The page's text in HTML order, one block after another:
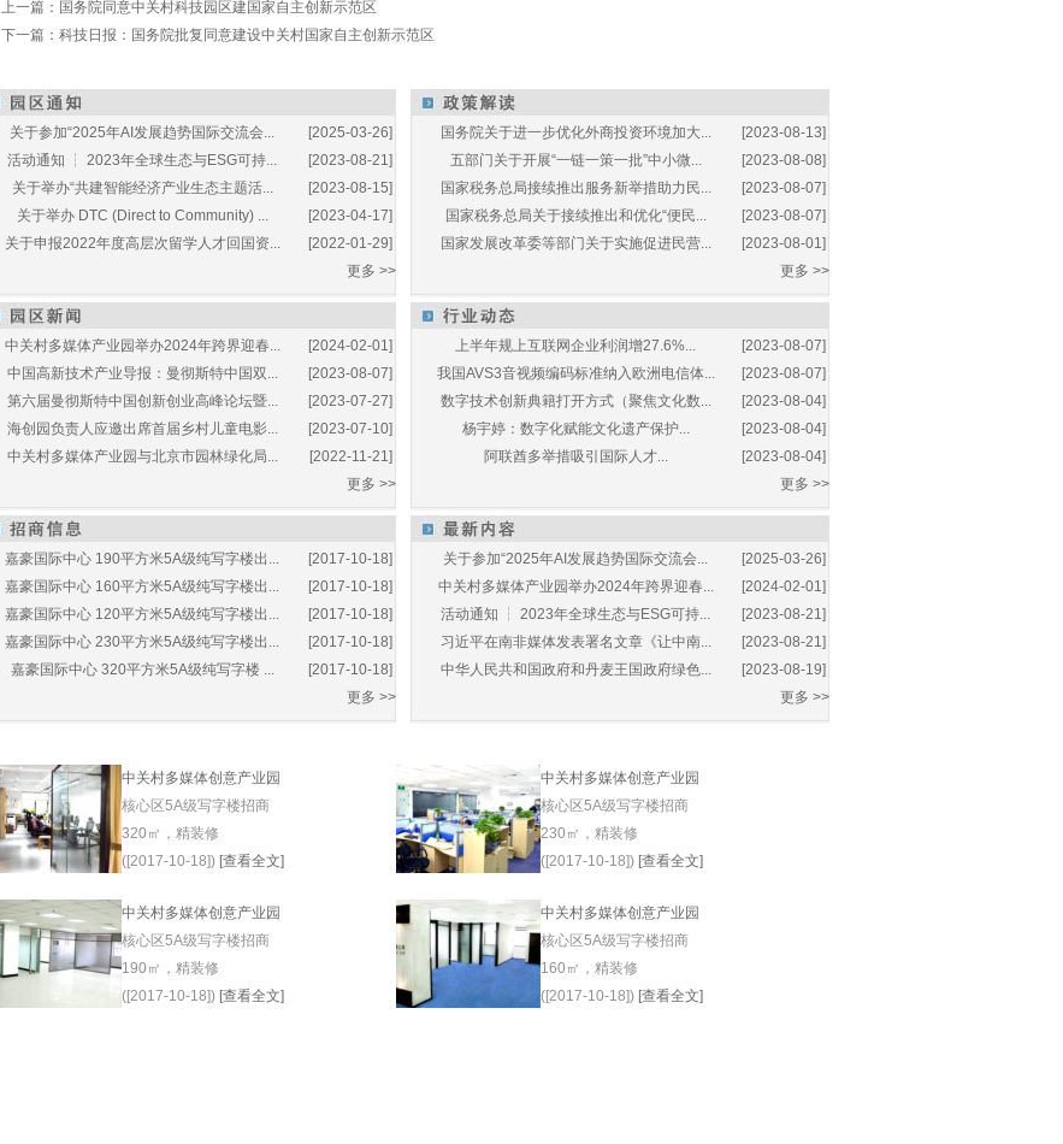
上一篇： 国务院同意中关村科技园区建国家自主创新示范区
下一篇： 科技日报：国务院批复同意建设中关村国家自主创新示范区
[2025-03-26]
关于参加“2025年AI发展趋势国际交流会...
[2023-08-21]
活动通知 ┆ 2023年全球生态与ESG可持...
[2023-08-15]
关于举办“共建智能经济产业生态主题活...
[2023-04-17]
关于举办 DTC (Direct to Community) ...
[2022-01-29]
关于申报2022年度高层次留学人才回国资...
更多 >>
[2023-08-13]
国务院关于进一步优化外商投资环境加大...
[2023-08-08]
五部门关于开展“一链一策一批”中小微...
[2023-08-07]
国家税务总局接续推出服务新举措助力民...
[2023-08-07]
国家税务总局关于接续推出和优化“便民...
[2023-08-01]
国家发展改革委等部门关于实施促进民营...
更多 >>
[2024-02-01]
中关村多媒体产业园举办2024年跨界迎春...
[2023-08-07]
中国高新技术产业导报：曼彻斯特中国双...
[2023-07-27]
第六届曼彻斯特中国创新创业高峰论坛暨...
[2023-07-10]
海创园负责人应邀出席首届乡村儿童电影...
[2022-11-21]
中关村多媒体产业园与北京市园林绿化局...
更多 >>
[2023-08-07]
上半年规上互联网企业利润增27.6%...
[2023-08-07]
我国AVS3音视频编码标准纳入欧洲电信体...
[2023-08-04]
数字技术创新典籍打开方式（聚焦文化数...
[2023-08-04]
杨宇婷：数字化赋能文化遗产保护...
[2023-08-04]
阿联酋多举措吸引国际人才...
更多 >>
[2017-10-18]
嘉豪国际中心 190平方米5A级纯写字楼出...
[2017-10-18]
嘉豪国际中心 160平方米5A级纯写字楼出...
[2017-10-18]
嘉豪国际中心 120平方米5A级纯写字楼出...
[2017-10-18]
嘉豪国际中心 230平方米5A级纯写字楼出...
[2017-10-18]
嘉豪国际中心 320平方米5A级纯写字楼 ...
更多 >>
[2025-03-26]
关于参加“2025年AI发展趋势国际交流会...
[2024-02-01]
中关村多媒体产业园举办2024年跨界迎春...
[2023-08-21]
活动通知 ┆ 2023年全球生态与ESG可持...
[2023-08-21]
习近平在南非媒体发表署名文章《让中南...
[2023-08-19]
中华人民共和国政府和丹麦王国政府绿色...
更多 >>
中关村多媒体创意产业园
核心区5A级写字楼招商
320㎡，精装修
([2017-10-18]) [查看全文]
中关村多媒体创意产业园
核心区5A级写字楼招商
230㎡，精装修
([2017-10-18]) [查看全文]
中关村多媒体创意产业园
核心区5A级写字楼招商
190㎡，精装修
([2017-10-18]) [查看全文]
中关村多媒体创意产业园
核心区5A级写字楼招商
160㎡，精装修
([2017-10-18]) [查看全文]